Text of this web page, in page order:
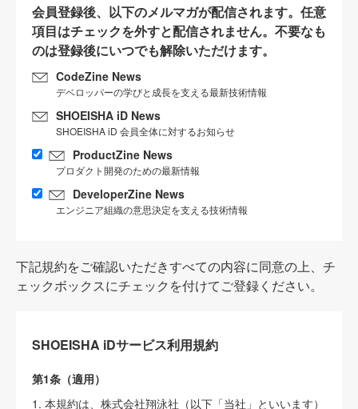
会員登録後、以下のメルマガが配信されます。任意
項目はチェックを外すと配信されません。不要なも
のは登録後にいつでも解除いただけます。
CodeZine News
デベロッパーの学びと成長を支える最新技術情報
SHOEISHA iD News
SHOEISHA iD 会員全体に対するお知らせ
ProductZine News
プロダクト開発のための最新情報
DeveloperZine News
エンジニア組織の意思決定を支える技術情報
下記規約をご確認いただきすべての内容に同意の上、チ
ェックボックスにチェックを付けてご登録ください。
SHOEISHA iDサービス利用規約
第1条（適用）
1. 本規約は、株式会社翔泳社（以下「当社」といいます）